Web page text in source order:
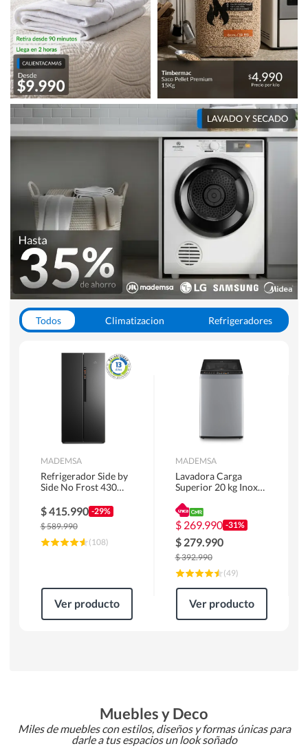
Todos Climatizacion
Refrigeradores
Hornos y Microondas
MADEMSA
Refrigerador Side by
Side No Frost 430
MAS430B
$415.990 -29%
$589.990
(108)
Ver producto
MADEMSA
Lavadora Carga
Superior 20 kg Inox
$ 269.990 -31%
$ 279.990
$392.990
(49)
Ver producto
Muebles y Deco
Miles de muebles con estilos, diseños y formas únicas para
darle a tus espacios un look soñado